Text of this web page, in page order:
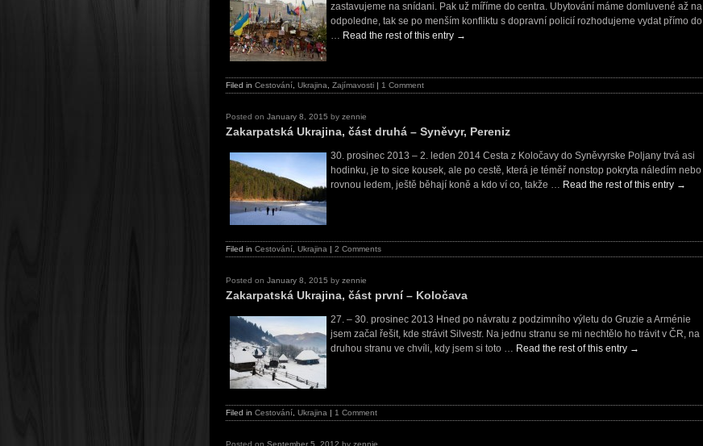
zastavujeme na snídani. Pak už míříme do centra. Ubytování máme domluvené až na
odpoledne, tak se po menším konfliktu s dopravní policií rozhodujeme vydat přímo do
… Read the rest of this entry →
Filed in Cestování Ukrajina Zajímavosti | 1 Comment
Posted on January 8, 2015 by zennie
Zakarpatská Ukrajina, část druhá – Syněvyr, Pereniz
30. prosinec 2013 – 2. leden 2014 Cesta z Koločavy do Syněvyrske Poljany trvá asi
hodinku, je to sice kousek, ale po cestě, která je téměř nonstop pokryta náledím nebo
rovnou ledem, ještě běhají koně a kdo ví co, takže … Read the rest of this entry →
Filed in Cestování Ukrajina | 2 Comments
Posted on January 8, 2015 by zennie
Zakarpatská Ukrajina, část první – Koločava
27. – 30. prosinec 2013 Hned po návratu z podzimního výletu do Gruzie a Arménie
jsem začal řešit, kde strávit Silvestr. Na jednu stranu se mi nechtělo ho trávit v ČR, na
druhou stranu ve chvíli, kdy jsem si toto … Read the rest of this entry →
Filed in Cestování Ukrajina | 1 Comment
Posted on September 5, 2012 by zennie